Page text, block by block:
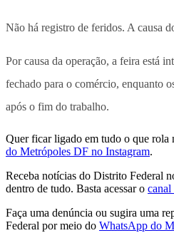
Não há registro de feridos. A causa
Por causa da operação, a feira está
fechado para o comércio, enquanto
após o fim do trabalho.
Quer ficar ligado em tudo o que rola
do Metrópoles DF no Instagram.
Receba notícias do Distrito Federal
dentro de tudo. Basta acessar o
Faça uma denúncia ou sugira uma
Federal por meio do WhatsApp do